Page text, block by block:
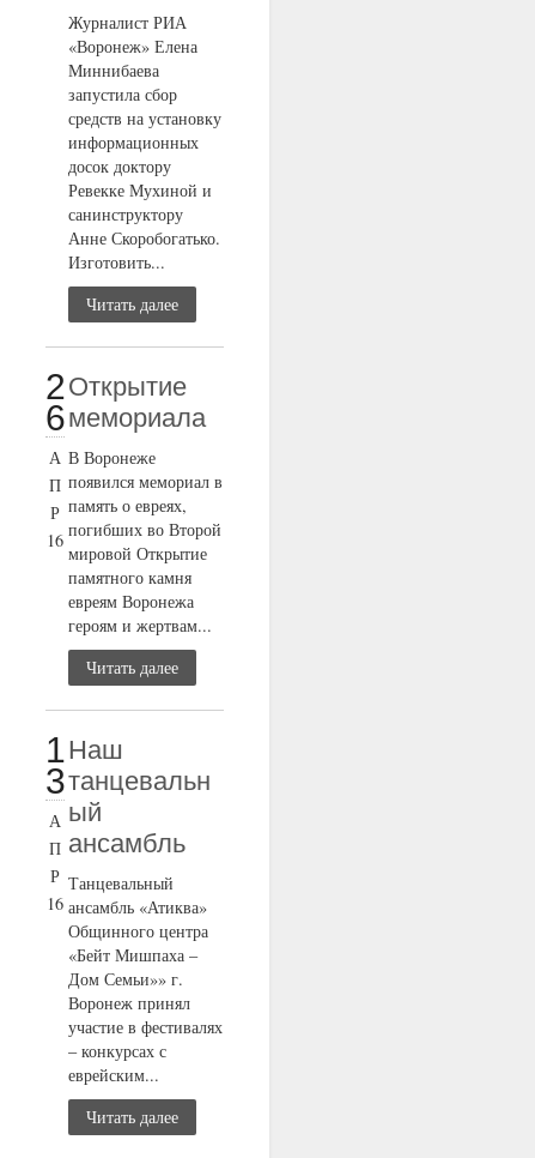
Журналист РИА
«Воронеж» Елена
Миннибаева
запустила сбор
средств на установку
информационных
досок доктору
Ревекке Мухиной и
санинструктору
Анне Скоробогатько.
Изготовить...
Читать далее
2
6
А
П
Р
16
Открытие
мемориала
В Воронеже
появился мемориал в
память о евреях,
погибших во Второй
мировой Открытие
памятного камня
евреям Воронежа
героям и жертвам...
Читать далее
1
3
А
П
Р
16
Наш
танцевальн
ый
ансамбль
Танцевальный
ансамбль «Атиква»
Общинного центра
«Бейт Мишпаха –
Дом Семьи»» г.
Воронеж принял
участие в фестивалях
– конкурсах с
еврейским...
Читать далее